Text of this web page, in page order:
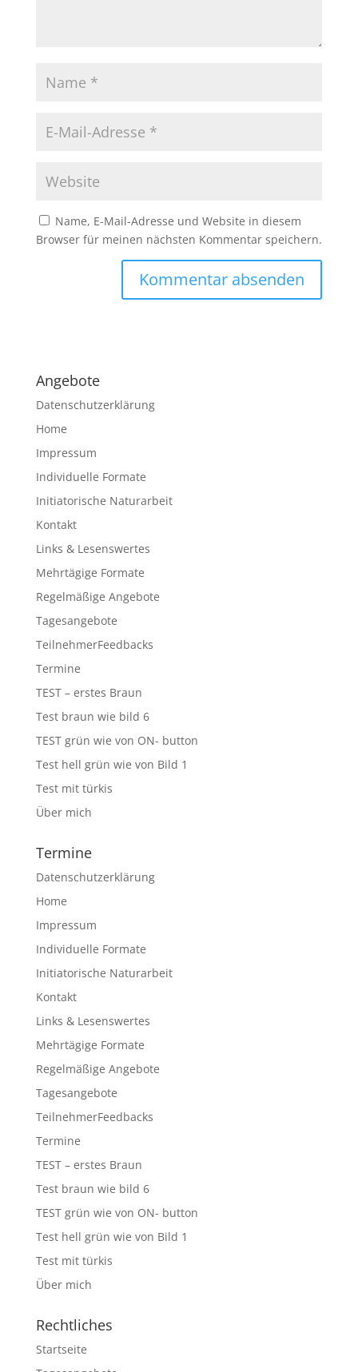
Name, E-Mail-Adresse und Website in diesem
Browser für meinen nächsten Kommentar speichern.
r
n
t
i
v
Angebote
Datenschutzerklärung
Home
Impressum
Individuelle Formate
Initiatorische Naturarbeit
Kontakt
Links & Lesenswertes
Mehrtägige Formate
Regelmäßige Angebote
Tagesangebote
TeilnehmerFeedbacks
Termine
TEST – erstes Braun
Test braun wie bild 6
TEST grün wie von ON- button
Test hell grün wie von Bild 1
Test mit türkis
Über mich
Termine
Datenschutzerklärung
Home
Impressum
Individuelle Formate
Initiatorische Naturarbeit
Kontakt
Links & Lesenswertes
Mehrtägige Formate
Regelmäßige Angebote
Tagesangebote
TeilnehmerFeedbacks
Termine
TEST – erstes Braun
Test braun wie bild 6
TEST grün wie von ON- button
Test hell grün wie von Bild 1
Test mit türkis
Über mich
Rechtliches
Startseite